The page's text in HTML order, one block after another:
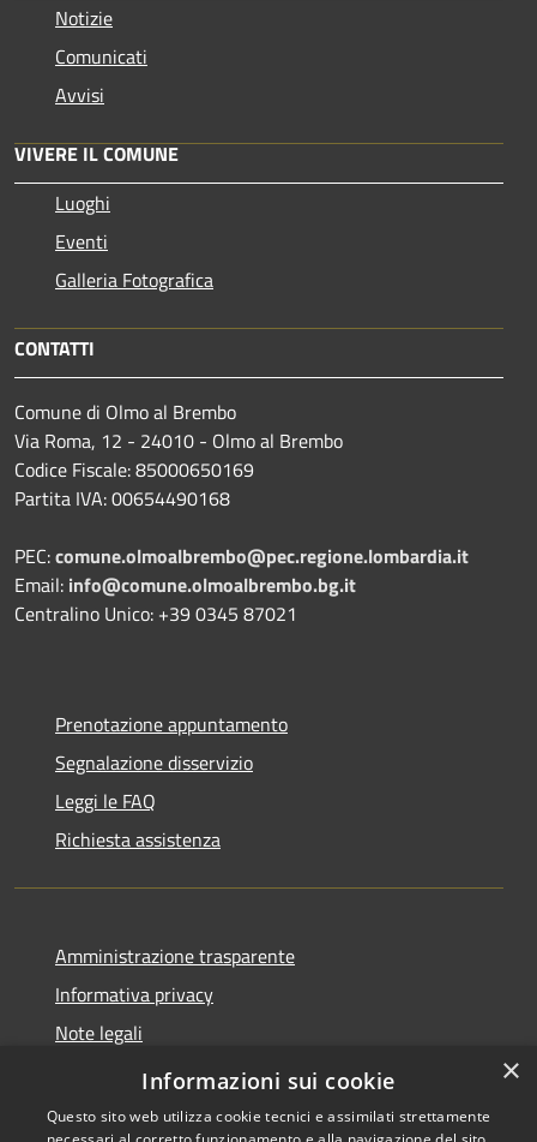
Notizie
Comunicati
Avvisi
VIVERE IL COMUNE
Luoghi
Eventi
Galleria Fotografica
CONTATTI
Comune di Olmo al Brembo
Via Roma, 12 - 24010 - Olmo al Brembo
Codice Fiscale: 85000650169
Partita IVA: 00654490168
PEC:comune.olmoalbrembo@pec.regione.lombardia.it
Email: info@comune.olmoalbrembo.bg.it
Centralino Unico: +39 0345 87021
Prenotazione appuntamento
Segnalazione disservizio
Leggi le FAQ
Richiesta assistenza
Amministrazione trasparente
Informativa privacy
Note legali
Dichiarazione di accessibilità
×
Informazioni sui cookie
Questo sito web utilizza cookie tecnici e assimilati strettamente